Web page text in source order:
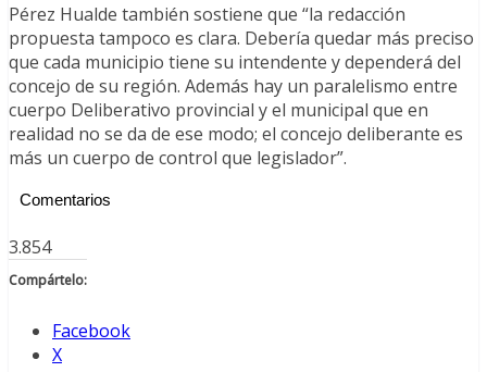
Pérez Hualde también sostiene que “la redacción
propuesta tampoco es clara. Debería quedar más preciso
que cada municipio tiene su intendente y dependerá del
concejo de su región. Además hay un paralelismo entre
cuerpo Deliberativo provincial y el municipal que en
realidad no se da de ese modo; el concejo deliberante es
más un cuerpo de control que legislador”.
Comentarios
3.854
Compártelo:
Facebook
X